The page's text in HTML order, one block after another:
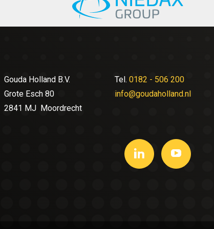
Gouda Holland B.V.
Grote Esch 80
2841 MJ Moordrecht
Tel. 0182 - 506 200
info@goudaholland.nl